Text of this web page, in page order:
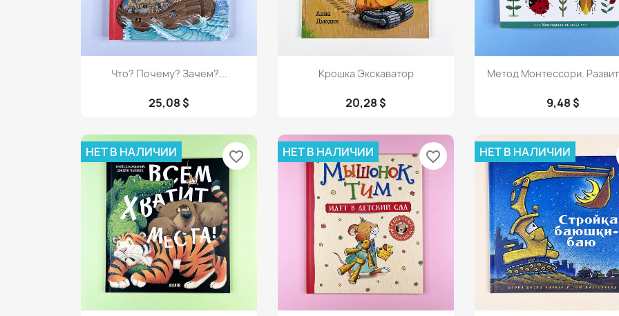
Просмотр
Что? Почему? Зачем?...
25,08 $
Просмотр
Крошка Экскаватор
20,28 $
Просмотр
Метод Монтессори.
9,48 $
НЕТ В НАЛИЧИИ favorite_border НЕТ В НАЛИЧИИ favorite_border НЕТ В НАЛИЧИИ